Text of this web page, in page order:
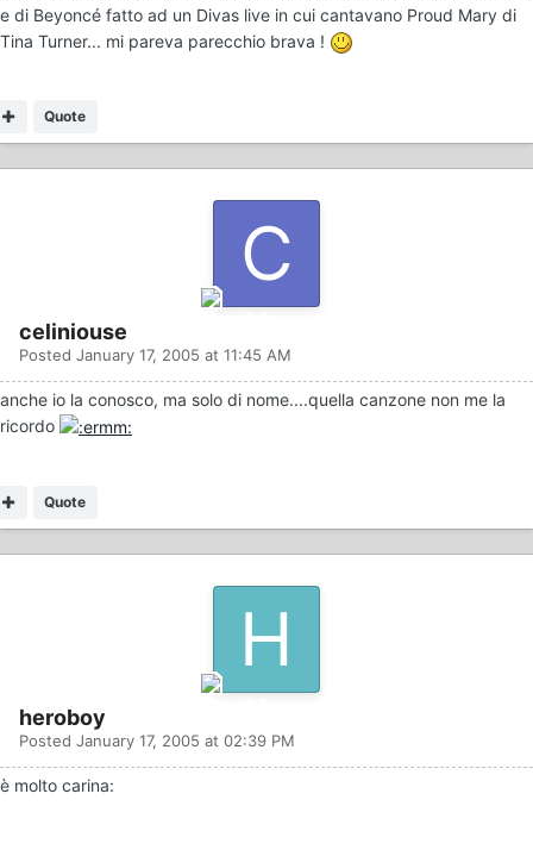
e di Beyoncé fatto ad un Divas live in cui cantavano Proud Mary di
Tina Turner... mi pareva parecchio brava !
Quote
celiniouse
Posted January 17, 2005 at 11:45 AM
anche io la conosco, ma solo di nome....quella canzone non me la
ricordo
Quote
heroboy
Posted January 17, 2005 at 02:39 PM
è molto carina: